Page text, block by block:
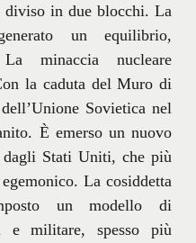
in due blocchi. La
un equilibrio,
minaccia nucleare
la caduta del Muro di
Sovietica nel
È emerso un nuovo
dagli Stati Uniti, che più
La cosiddetta
un modello di
e militare, spesso più